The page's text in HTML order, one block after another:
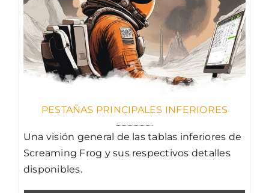
PESTAÑAS PRINCIPALES INFERIORES
Una visión general de las tablas inferiores de
Screaming Frog y sus respectivos detalles
disponibles.